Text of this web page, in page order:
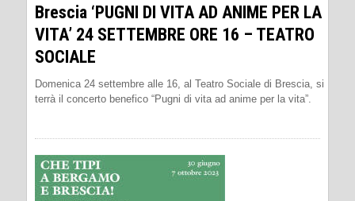
Brescia ‘PUGNI DI VITA AD ANIME PER LA
VITA’ 24 SETTEMBRE ORE 16 – TEATRO
SOCIALE
Domenica 24 settembre alle 16, al Teatro Sociale di Brescia, si
terrà il concerto benefico “Pugni di vita ad anime per la vita”.